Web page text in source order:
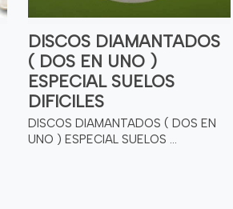
DISCOS DIAMANTADOS
( DOS EN UNO )
ESPECIAL SUELOS
DIFICILES
DISCOS DIAMANTADOS ( DOS EN
UNO ) ESPECIAL SUELOS ...